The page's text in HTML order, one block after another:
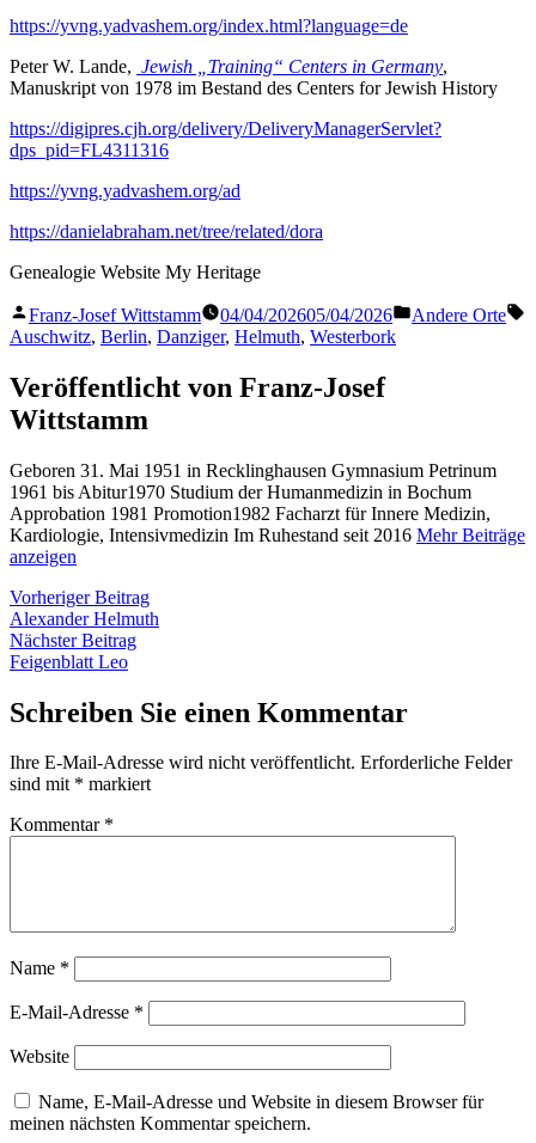
https://yvng.yadvashem.org/index.html?language=de
Peter W. Lande, Jewish „Training“ Centers in Germany,
Manuskript von 1978 im Bestand des Centers for Jewish History
https://digipres.cjh.org/delivery/DeliveryManagerServlet?
dps_pid=FL4311316
https://yvng.yadvashem.org/ad
https://danielabraham.net/tree/related/dora
Genealogie Website My Heritage
Veröffentlicht
von
Franz-Josef Wittstamm 04/04/202605/04/2026
Veröffentlicht
Andere Orte
Auschwitz, Berlin, Danziger, Helmuth, Westerbork
Veröffentlicht von Franz-Josef
Wittstamm
Geboren 31. Mai 1951 in Recklinghausen Gymnasium Petrinum
1961 bis Abitur1970 Studium der Humanmedizin in Bochum
Approbation 1981 Promotion1982 Facharzt für Innere Medizin,
Kardiologie, Intensivmedizin Im Ruhestand seit 2016 Mehr Beiträge
anzeigen
Beitragsnavigation
Vorheriger BeitragVorheriger
Beitrag:
Alexander Helmuth
Nächster BeitragNächster
Feigenblatt Leo
Schreiben Sie einen Kommentar
Ihre E-Mail-Adresse wird nicht veröffentlicht. Erforderliche Felder
sind mit * markiert
Kommentar *
Name *
E-Mail-Adresse *
Website
Name, E-Mail-Adresse und Website in diesem Browser für
meinen nächsten Kommentar speichern.